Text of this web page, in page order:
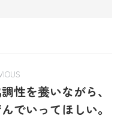
性を養いながら、
でいってほしい。